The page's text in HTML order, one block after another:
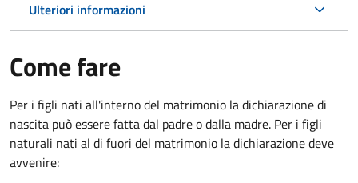
Ulteriori informazioni
Come fare
Per i figli nati all'interno del matrimonio la dichiarazione di
nascita può essere fatta dal padre o dalla madre. Per i figli
naturali nati al di fuori del matrimonio la dichiarazione deve
avvenire: